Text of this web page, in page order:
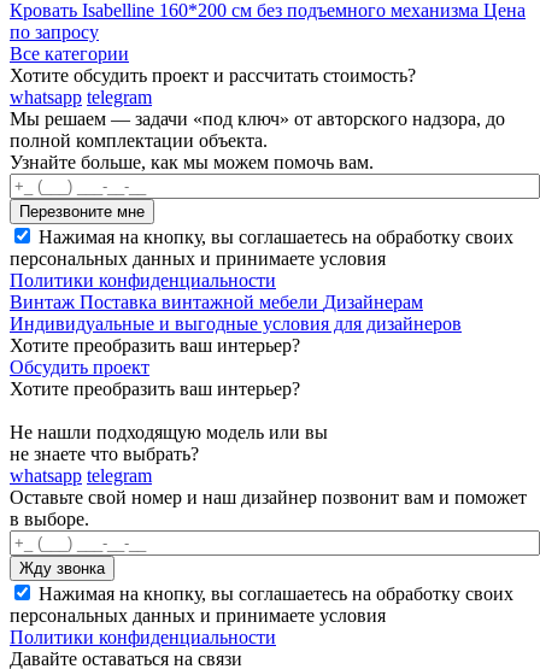
Кровать Isabelline 160*200 см без подъемного механизма Цена
по запросу
Все категории
Хотите обсудить проект и рассчитать стоимость?
whatsapp telegram
Мы решаем — задачи «под ключ» от авторского надзора, до
полной комплектации объекта.
Узнайте больше, как мы можем помочь вам.
Нажимая на кнопку, вы соглашаетесь на обработку своих
персональных данных и принимаете условия
Политики конфиденциальности
Винтаж Поставка винтажной мебели Дизайнерам
Индивидуальные и выгодные условия для дизайнеров
Хотите преобразить ваш интерьер?
Обсудить проект
Хотите преобразить ваш интерьер?
Не нашли подходящую модель или вы
не знаете что выбрать?
whatsapp telegram
Оставьте свой номер и наш дизайнер позвонит вам и поможет
в выборе.
Нажимая на кнопку, вы соглашаетесь на обработку своих
персональных данных и принимаете условия
Политики конфиденциальности
Давайте оставаться на связи